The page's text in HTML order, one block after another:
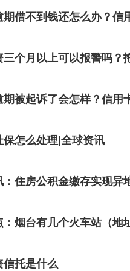
期借不到钱还怎么办？信
三个月以上可以报警吗？
期被起诉了会怎样？信用
保怎么处理|全球资讯
：住房公积金缴存实现异
烟台有几个火车站（地
信托是什么